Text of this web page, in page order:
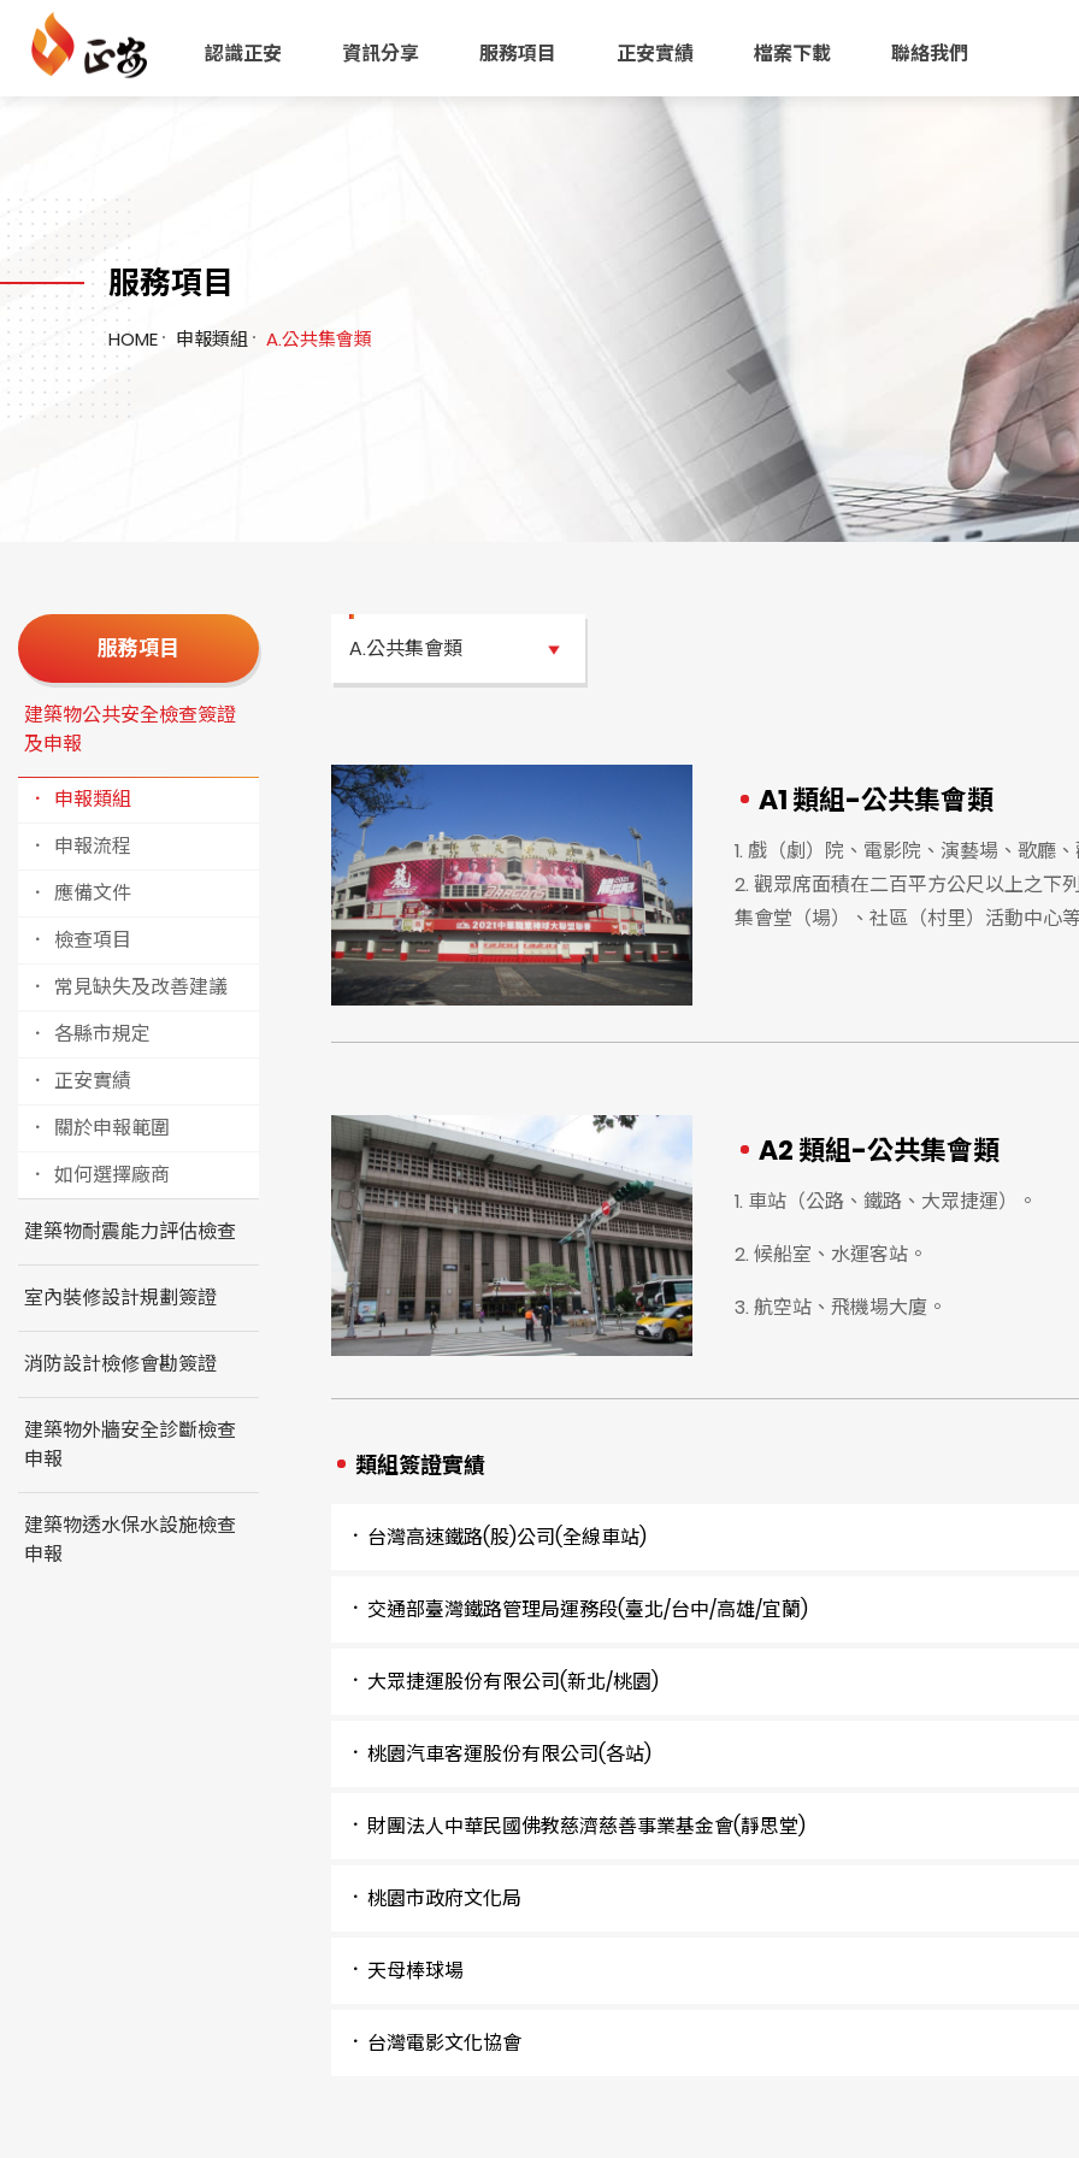
認識正安 資訊分享 服務項目 正安實績 檔案下載 聯絡我們
服務項目
HOME 申報類組 A.公共集會類
建築物公共安全檢查簽證
及申報
申報類組
申報流程
應備文件
檢查項目
常見缺失及改善建議
各縣市規定
正安實績
關於申報範圍
如何選擇廠商
建築物耐震能力評估檢查
室內裝修設計規劃簽證
消防設計檢修會勘簽證
建築物外牆安全診斷檢查
申報
建築物透水保水設施檢查
申報
A.公共集會類
A1 類組-公共集會類
1. 戲（劇）院、電影院、演藝場、歌廳
2. 觀眾席面積在二百平方公尺以上之下
集會堂（場）、社區（村里）活動中心
A2 類組-公共集會類
1. 車站（公路、鐵路、大眾捷運）。
2. 候船室、水運客站。
3. 航空站、飛機場大廈。
類組簽證實績
台灣高速鐵路(股)公司(全線車站)
交通部臺灣鐵路管理局運務段(臺北/台中/高雄/宜蘭)
大眾捷運股份有限公司(新北/桃園)
桃園汽車客運股份有限公司(各站)
財團法人中華民國佛教慈濟慈善事業基金會(靜思堂)
桃園市政府文化局
天母棒球場
台灣電影文化協會